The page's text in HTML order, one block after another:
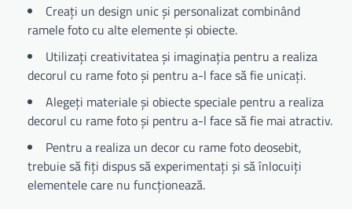
Creați un design unic și personalizat combinând
ramele foto cu alte elemente și obiecte.
Utilizați creativitatea și imaginația pentru a realiza
decorul cu rame foto și pentru a-l face să fie unicați.
Alegeți materiale și obiecte speciale pentru a realiza
decorul cu rame foto și pentru a-l face să fie mai atractiv.
Pentru a realiza un decor cu rame foto deosebit,
trebuie să fiți dispus să experimentați și să înlocuiți
elementele care nu funcționează.